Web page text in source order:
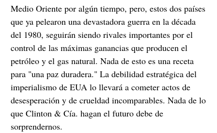
Medio Oriente por algún tiempo, pero, estos dos países
que ya pelearon una devastadora guerra en la década
del 1980, seguirán siendo rivales importantes por el
control de las máximas ganancias que producen el
petróleo y el gas natural. Nada de esto es una receta
para "una paz duradera." La debilidad estratégica del
imperialismo de EUA lo llevará a cometer actos de
desesperación y de crueldad incomparables. Nada de lo
que Clinton & Cía. hagan el futuro debe de
sorprendernos.